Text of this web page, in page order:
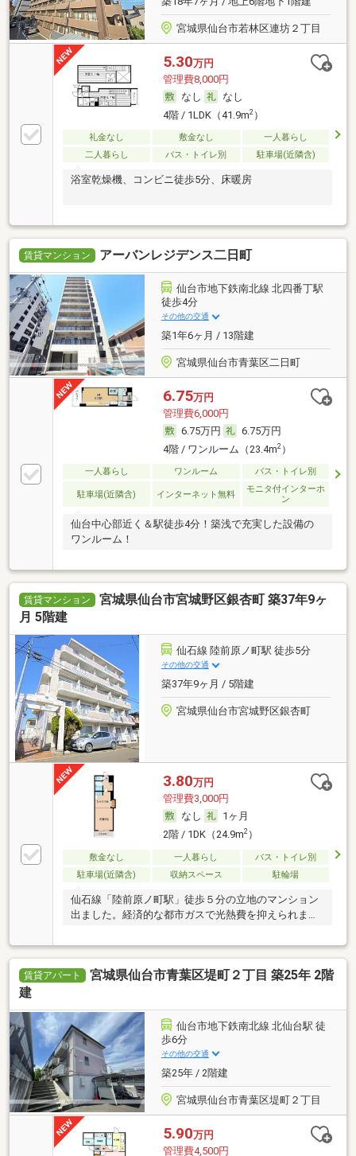
宮城県仙台市若林区連坊２丁目
5.30万円
管理費8,000円
なし
なし
4階 / 1LDK（41.9m2）
礼金なし 敷金なし
一人暮らし
二人暮らし
バス・トイレ別 駐車場(近隣含)
浴室乾燥機、コンビニ徒歩5分、床暖房
賃貸マンション アーバンレジデンス二日町
仙台市地下鉄南北線 北四番丁駅
徒歩4分
その他の交通
築1年6ヶ月 / 13階建
宮城県仙台市青葉区二日町
6.75万円
管理費6,000円
6.75万円
6.75万円
4階 / ワンルーム（23.4m2）
一人暮らし ワンルーム バス・トイレ別
駐車場(近隣含) インターネット無料
モニタ付インターホ
ン
仙台中心部近く＆駅徒歩4分！築浅で充実した設備の
ワンルーム！
賃貸マンション
宮城県仙台市宮城野区銀杏町 築37年9ヶ
月 5階建
仙石線 陸前原ノ町駅 徒歩5分
その他の交通
築37年9ヶ月 / 5階建
宮城県仙台市宮城野区銀杏町
3.80万円
管理費3,000円
なし
1ヶ月
2階 / 1DK（24.9m2）
敷金なし 一人暮らし
バス・トイレ別
駐車場(近隣含)
収納スペース 駐輪場
仙石線「陸前原ノ町駅」徒歩５分の立地のマンション
出ました。経済的な都市ガスで光熱費を抑えられま
賃貸アパート
宮城県仙台市青葉区堤町２丁目 築25年 2階
建
仙台市地下鉄南北線 北仙台駅 徒
歩6分
その他の交通
築25年 / 2階建
宮城県仙台市青葉区堤町２丁目
5.90万円
管理費4,500円